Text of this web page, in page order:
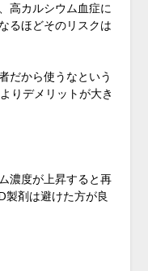
高カルシウム血症に
るほどそのリスクは
だから使うなという
りデメリットが大き
濃度が上昇すると再
製剤は避けた方が良